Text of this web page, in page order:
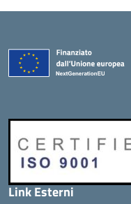
Link Esterni